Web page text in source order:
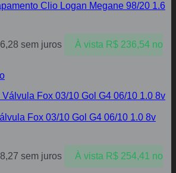
Clio Logan Megane 98/20 1.6
sem juros À vista R$236,54 no
Fox 03/10 Gol G4 06/10 1.0 8v
sem juros À vista R$254,41 no